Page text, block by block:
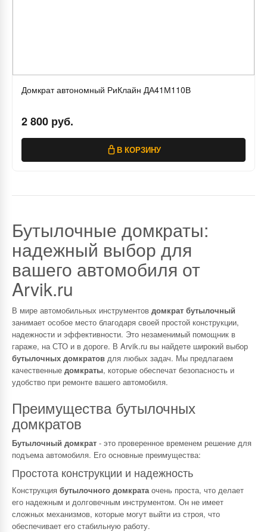
Домкрат автономный РиКлайн ДА41М110В
2 800 руб.
В КОРЗИНУ
Бутылочные домкраты:
надежный выбор для
вашего автомобиля от
Arvik.ru
В мире автомобильных инструментов домкрат бутылочный
занимает особое место благодаря своей простой конструкции,
надежности и эффективности. Это незаменимый помощник в
гараже, на СТО и в дороге. В Arvik.ru вы найдете широкий выбор
бутылочных домкратов для любых задач. Мы предлагаем
качественные домкраты, которые обеспечат безопасность и
удобство при ремонте вашего автомобиля.
Преимущества бутылочных
домкратов
Бутылочный домкрат - это проверенное временем решение для
подъема автомобиля. Его основные преимущества:
Простота конструкции и надежность
Конструкция бутылочного домкратаочень проста, что делает
его надежным и долговечным инструментом. Он не имеет
сложных механизмов, которые могут выйти из строя, что
обеспечивает его стабильную работу.